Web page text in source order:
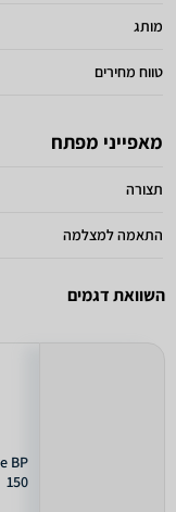
מותג
טווח מחירים
מאפייני מפתח
תצורה
התאמה למצלמה
השוואת דגמים
BP
150